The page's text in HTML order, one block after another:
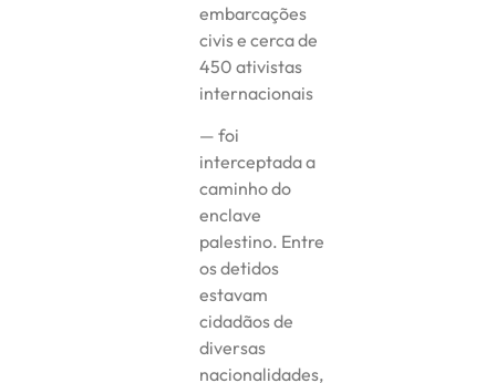
embarcações
civis e cerca de
450 ativistas
internacionais
— foi
interceptada a
caminho do
enclave
palestino. Entre
os detidos
estavam
cidadãos de
diversas
nacionalidades,